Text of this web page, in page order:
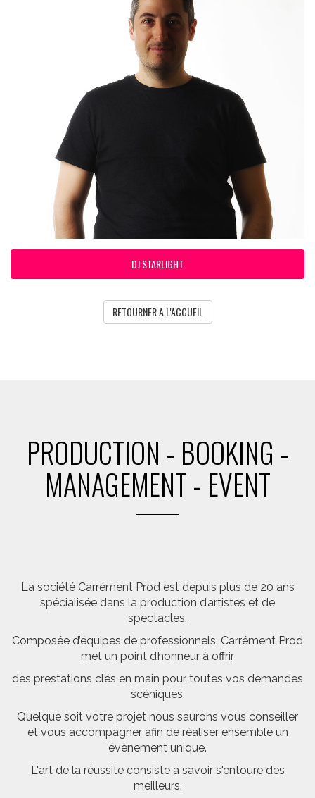
DJ STARLIGHT
RETOURNER A L'ACCUEIL
PRODUCTION - BOOKING -
MANAGEMENT - EVENT
La société Carrément Prod est depuis plus de 20 ans
spécialisée dans la production d’artistes et de
spectacles.
Composée d’équipes de professionnels, Carrément Prod
met un point d’honneur à offrir
des prestations clés en main pour toutes vos demandes
scéniques.
Quelque soit votre projet nous saurons vous conseiller
et vous accompagner afin de réaliser ensemble un
évènement unique.
L'art de la réussite consiste à savoir s'entoure des
meilleurs.